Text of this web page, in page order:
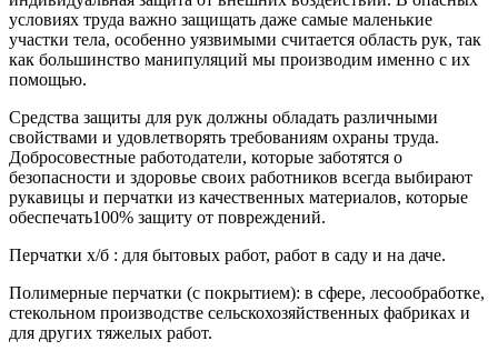
условиях труда важно защищать даже самые маленькие
участки тела, особенно уязвимыми считается область рук, так
как большинство манипуляций мы производим именно с их
помощью.
Средства защиты для рук должны обладать различными
свойствами и удовлетворять требованиям охраны труда.
Добросовестные работодатели, которые заботятся о
безопасности и здоровье своих работников всегда выбирают
рукавицы и перчатки из качественных материалов, которые
обеспечать100% защиту от повреждений.
Перчатки х/б : для бытовых работ, работ в саду и на даче.
Полимерные перчатки (с покрытием): в сфере, лесообработке,
стекольном производстве сельскохозяйственных фабриках и
для других тяжелых работ.